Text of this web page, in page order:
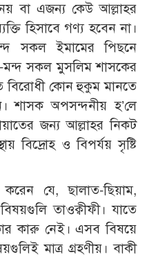
বা এজন্য কেউ আল্লাহর
হিসাবে গণ্য হবেন না।
সকল ইমামের পিছনে
মন্দ সকল মুসলিম শাসকের
কোন হুকুম মানতে
শাসক অপসন্দনীয় হ’লে
জন্য আল্লাহর নিকট
বিদ্রোহ ও বিপর্যয় সৃষ্টি
যে, ছালাত-ছিয়াম,
তাওক্বীফী। যাতে
কারু নেই। এসব বিষয়ে
মাত্র গ্রহণীয়। বাকী